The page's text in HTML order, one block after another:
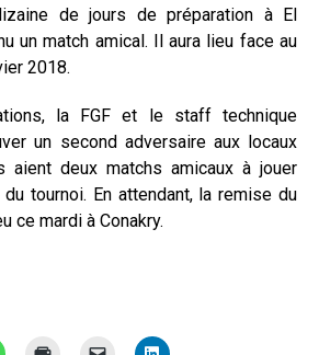
de jours de préparation à El
un match amical. Il aura lieu face au
2018.
la FGF et le staff technique
un second adversaire aux locaux
aient deux matchs amicaux à jouer
tournoi. En attendant, la remise du
ce mardi à Conakry.